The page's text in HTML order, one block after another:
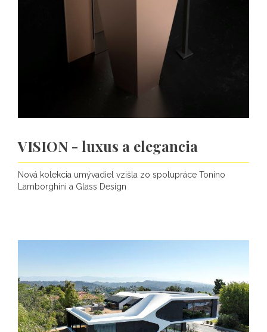
VISION - luxus a elegancia
Nová kolekcia umývadiel vzišla zo spolupráce Tonino
Lamborghini a Glass Design